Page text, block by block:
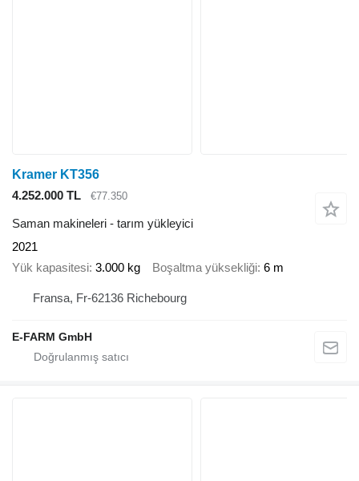
Kramer KT356
4.252.000 TL
€77.350
Saman makineleri - tarım yükleyici
2021
Yük kapasitesi 3.000 kg Boşaltma yüksekliği 6 m
Fransa, Fr-62136 Richebourg
E-FARM GmbH